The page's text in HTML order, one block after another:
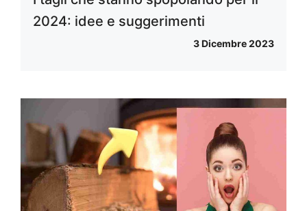
2024: idee e suggerimenti
3 Dicembre 2023